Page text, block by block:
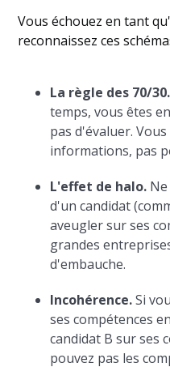
Vous échouez en tant
reconnaissez ces
La règle des 70/30.
temps, vous êtes
pas d'évaluer.
informations, pas
L'effet de halo.
d'un candidat
aveugler sur ses
grandes
d'embauche.
Incohérence.Si
ses compétences
candidat B sur ses
pouvez pas les